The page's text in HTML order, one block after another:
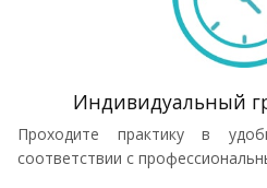
Индивидуальный
Проходите практику в
соответствии с